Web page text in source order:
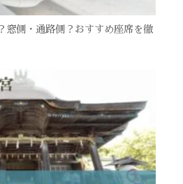
窓側・通路側？おすすめ座席を徹